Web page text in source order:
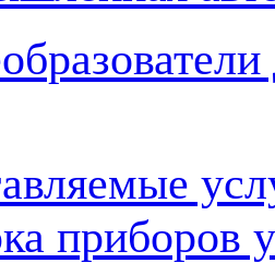
приборов